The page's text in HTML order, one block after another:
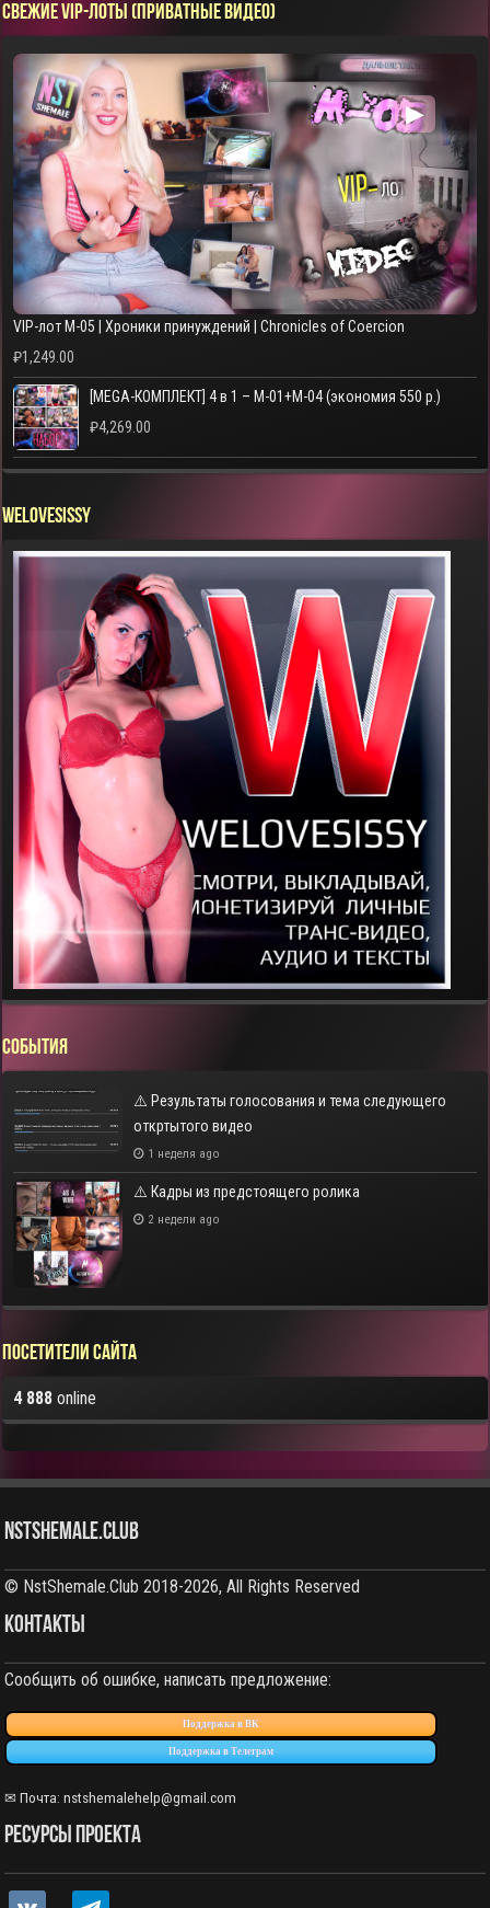
СВЕЖИЕ VIP-ЛОТЫ (ПРИВАТНЫЕ ВИДЕО)
▶
VIP-лот M-05 | Хроники принуждений | Chronicles of Coercion
₽1,249.00
[MEGA-КОМПЛЕКТ] 4 в 1 – M-01+M-04 (экономия 550 р.)
₽4,269.00
WELOVESISSY
СОБЫТИЯ
⚠️ Результаты голосования и тема следующего
откртытого видео
1 неделя ago
⚠️ Кадры из предстоящего ролика
2 недели ago
Посетители сайта
4 888 online
NstShemale.Club
© NstShemale.Club 2018-2026, All Rights Reserved
КОНТАКТЫ
Сообщить об ошибке, написать предложение:
Поддержка в ВК
Поддержка в Телеграм
✉ Почта: nstshemalehelp@gmail.com
РЕСУРСЫ ПРОЕКТА
vkontakte telegram